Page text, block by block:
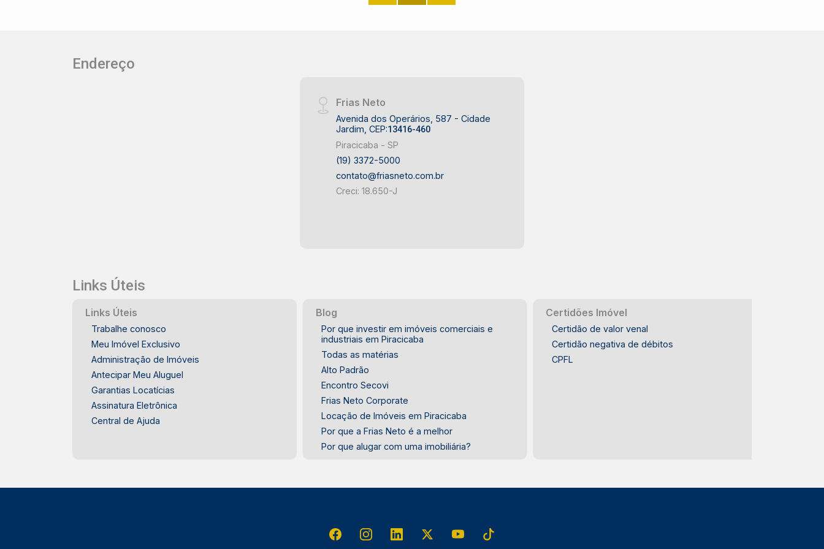
imobiliário de Piracicaba. Agende sua
Endereço
Frias Neto
Avenida dos Operários, 587 - Cidade
Jardim, CEP:13416-460
Piracicaba - SP
(19) 3372-5000
contato@friasneto.com.br
Creci: 18.650-J
Links Úteis
Links Úteis
Trabalhe conosco
Meu Imóvel Exclusivo
Administração de Imóveis
Antecipar Meu Aluguel
Garantias Locatícias
Assinatura Eletrônica
Central de Ajuda
Blog
Por que investir em imóveis comerciais e
industriais em Piracicaba
Todas as matérias
Alto Padrão
Encontro Secovi
Frias Neto Corporate
Locação de Imóveis em Piracicaba
Por que a Frias Neto é a melhor
Por que alugar com uma imobiliária?
Certidões Imóvel
Certidão de valor venal
Certidão negativa de débitos
CPFL